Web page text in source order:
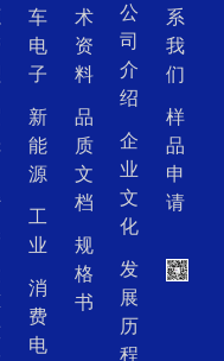
车
电
子
新
能
源
工
业
消
费
电
术
资
料
品
质
文
档
规
格
书
公
司
介
绍
企
业
文
化
发
展
历
程
系
我
们
样
品
申
请